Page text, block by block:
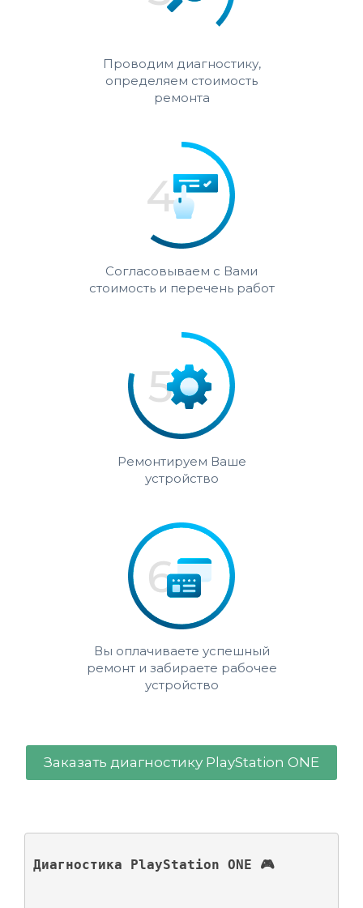
Проводим диагностику,
определяем стоимость
ремонта
Согласовываем с Вами
стоимость и перечень работ
Ремонтируем Ваше
устройство
Вы оплачиваете успешный
ремонт и забираете рабочее
устройство
Заказать диагностику PlayStation ONE
Диагностика PlayStation ONE 🎮